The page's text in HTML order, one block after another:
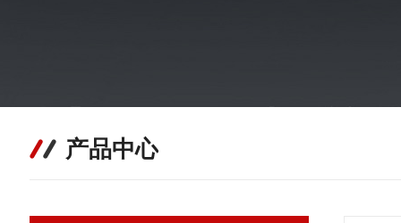
产品中心